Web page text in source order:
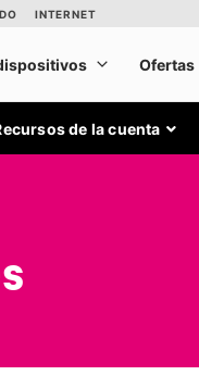
de la cuenta